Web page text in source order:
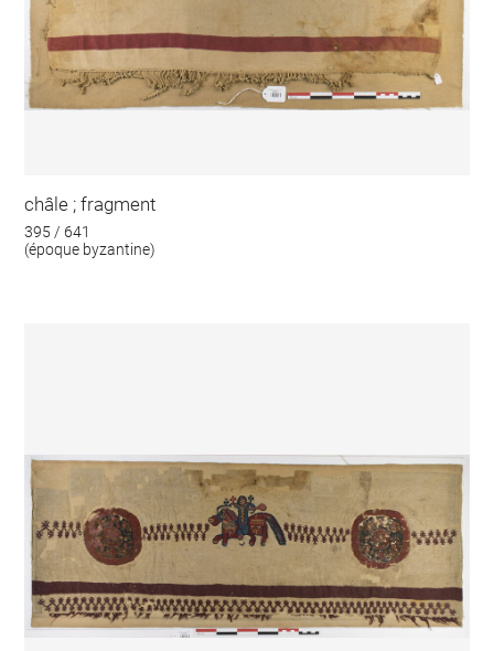
châle ; fragment
395 / 641
(époque byzantine)